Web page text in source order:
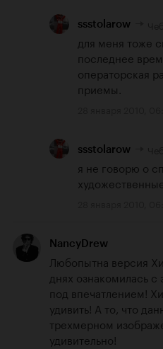
ssstolarow
для меня тоже
последнее
операторская
приемы.
ssstolarow
я не говорю о
NancyDrew
Любопытна версия
днях ознакомилась
под впечатлением!
удивить! А то, что
трехмерном
удивительно!